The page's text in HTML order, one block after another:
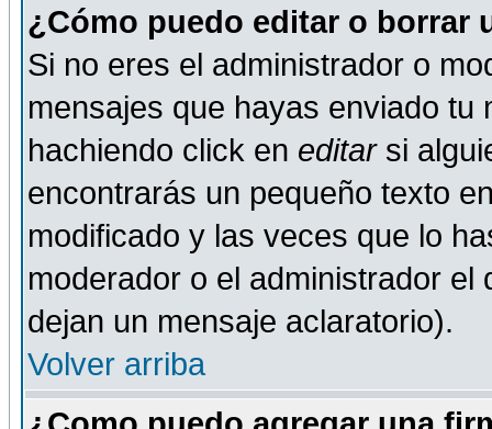
¿Cómo puedo editar o borrar
Si no eres el administrador o
mensajes que hayas enviado tu
hachiendo click en editarsi
encontrarás un pequeño texto
modificado y las veces que lo
moderador o el administrador
dejan un mensaje aclaratorio).
Volver arriba